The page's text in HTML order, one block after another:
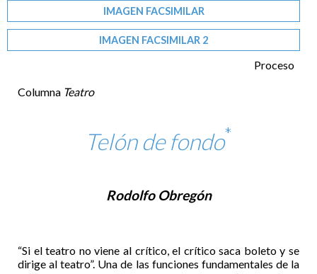
IMAGEN FACSIMILAR
IMAGEN FACSIMILAR 2
Proceso
Columna Teatro
Telón de fondo*
Rodolfo Obregón
“Si el teatro no viene al crítico, el crítico saca boleto y se
dirige al teatro”. Una de las funciones fundamentales de la